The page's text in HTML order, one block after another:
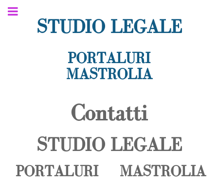
STUDIO LEGALE
PORTALURI
MASTROLIA
Contatti
STUDIO LEGALE
PORTALURI MASTROLIA